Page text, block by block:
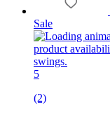
Sale
5
(2)